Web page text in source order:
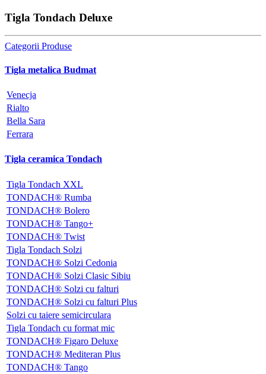
Tigla Tondach Deluxe
Categorii Produse
Tigla metalica Budmat
Venecja
Rialto
Bella Sara
Ferrara
Tigla ceramica Tondach
Tigla Tondach XXL
TONDACH® Rumba
TONDACH® Bolero
TONDACH® Tango+
TONDACH® Twist
Tigla Tondach Solzi
TONDACH® Solzi Cedonia
TONDACH® Solzi Clasic Sibiu
TONDACH® Solzi cu falturi
TONDACH® Solzi cu falturi Plus
Solzi cu taiere semicirculara
Tigla Tondach cu format mic
TONDACH® Figaro Deluxe
TONDACH® Mediteran Plus
TONDACH® Tango